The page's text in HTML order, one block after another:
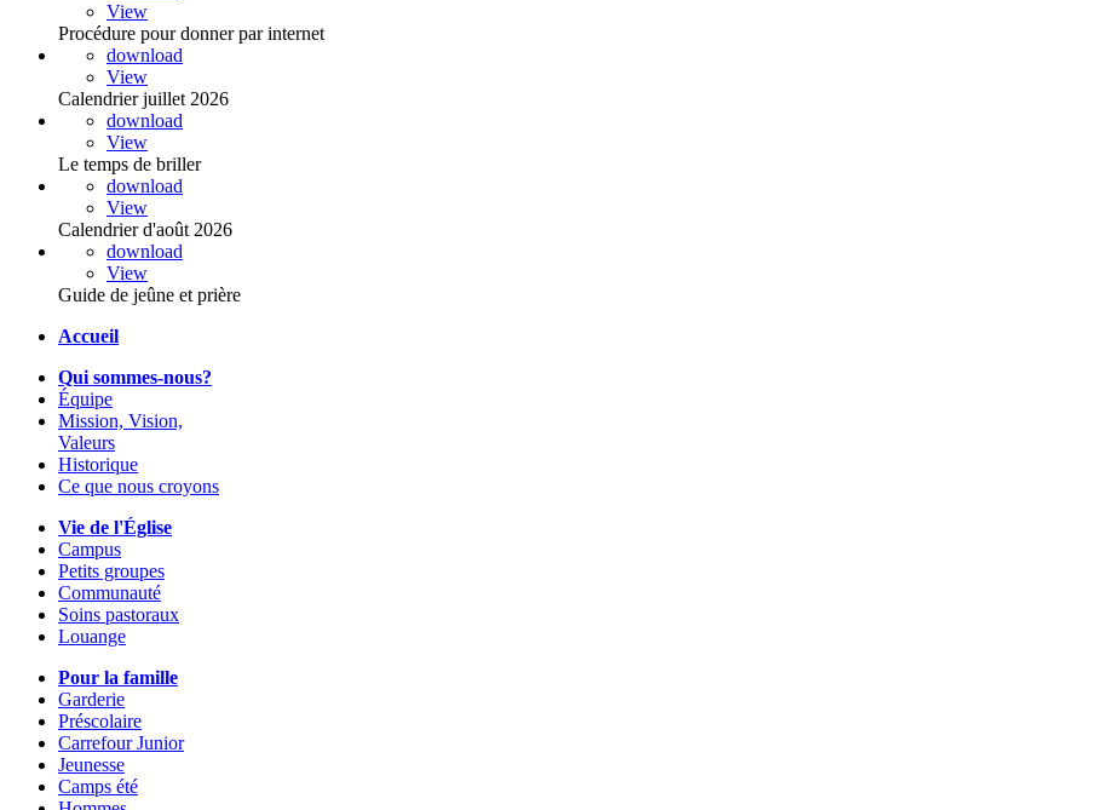
View
Procédure pour donner par internet
download
View
Calendrier juillet 2026
download
View
Le temps de briller
download
View
Calendrier d'août 2026
download
View
Guide de jeûne et prière
Accueil
Qui sommes-nous?
Équipe
Mission, Vision,
Valeurs
Historique
Ce que nous croyons
Vie de l'Église
Campus
Petits groupes
Communauté
Soins pastoraux
Louange
Pour la famille
Garderie
Préscolaire
Carrefour Junior
Jeunesse
Camps été